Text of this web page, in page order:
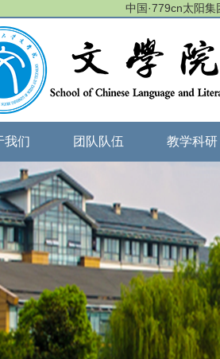
中国·779cn太阳
我们 团队队伍 教学科研